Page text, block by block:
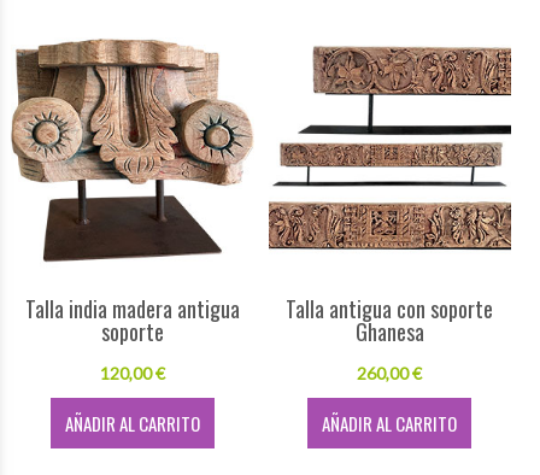
Talla india madera antigua
soporte
120,00 €
AÑADIR AL CARRITO
Talla antigua con soporte
Ghanesa
260,00 €
AÑADIR AL CARRITO